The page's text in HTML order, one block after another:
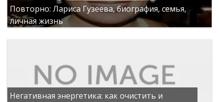
Повторно: Лариса Гузеева, биография, семья,
личная жизнь
Негативная энергетика: как очистить и